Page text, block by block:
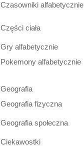
Czasowniki alfabetycznie
Części ciała
Gry alfabetycznie
Pokemony alfabetycznie
Geografia
Geografia fizyczna
Geografia społeczna
Ciekawostki